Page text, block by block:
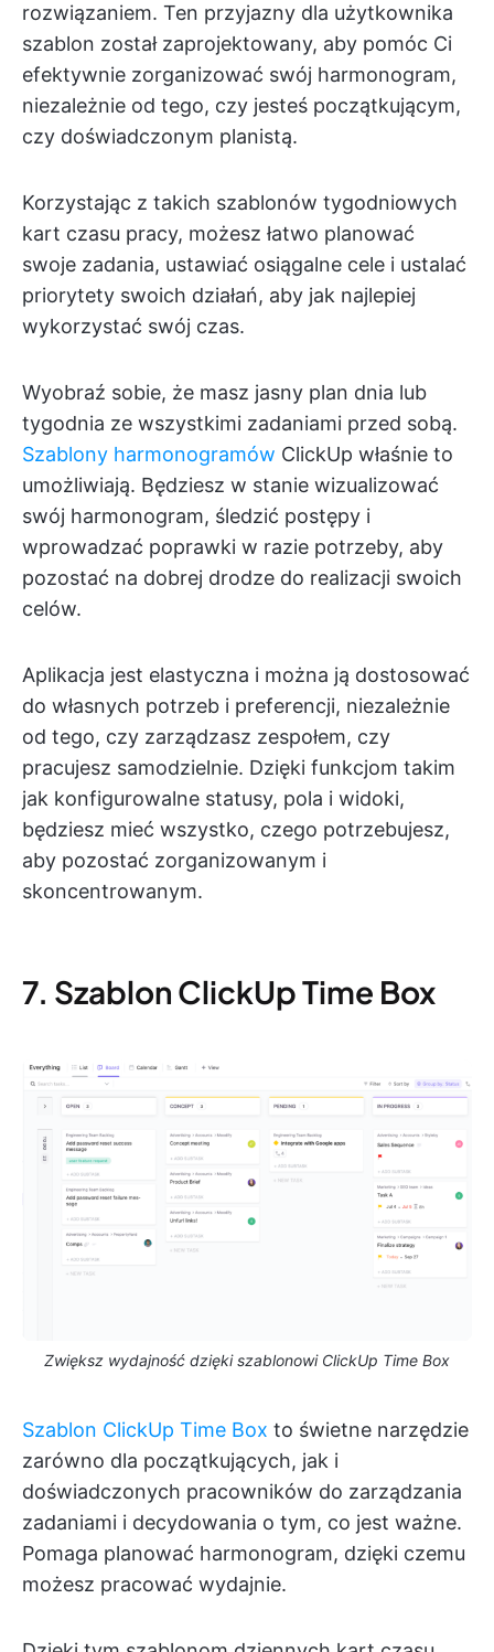
rozwiązaniem. Ten przyjazny dla użytkownika
szablon został zaprojektowany, aby pomóc Ci
efektywnie zorganizować swój harmonogram,
niezależnie od tego, czy jesteś początkującym,
czy doświadczonym planistą.
Korzystając z takich szablonów tygodniowych
kart czasu pracy, możesz łatwo planować
swoje zadania, ustawiać osiągalne cele i ustalać
priorytety swoich działań, aby jak najlepiej
wykorzystać swój czas.
Wyobraź sobie, że masz jasny plan dnia lub
tygodnia ze wszystkimi zadaniami przed sobą.
Szablony harmonogramów ClickUp właśnie to
umożliwiają. Będziesz w stanie wizualizować
swój harmonogram, śledzić postępy i
wprowadzać poprawki w razie potrzeby, aby
pozostać na dobrej drodze do realizacji swoich
celów.
Aplikacja jest elastyczna i można ją dostosować
do własnych potrzeb i preferencji, niezależnie
od tego, czy zarządzasz zespołem, czy
pracujesz samodzielnie. Dzięki funkcjom takim
jak konfigurowalne statusy, pola i widoki,
będziesz mieć wszystko, czego potrzebujesz,
aby pozostać zorganizowanym i
skoncentrowanym.
7. Szablon ClickUp Time Box
Zwiększ wydajność dzięki szablonowi ClickUp Time Box
Szablon ClickUp Time Box to świetne narzędzie
zarówno dla początkujących, jak i
doświadczonych pracowników do zarządzania
zadaniami i decydowania o tym, co jest ważne.
Pomaga planować harmonogram, dzięki czemu
możesz pracować wydajnie.